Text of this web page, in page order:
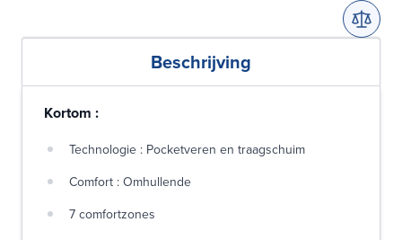
Beschrijving
Kortom :
Technologie : Pocketveren en traagschuim
Comfort : Omhullende
7 comfortzones